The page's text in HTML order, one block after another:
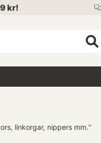
kr!
linkorgar, nippers mm.‘‘